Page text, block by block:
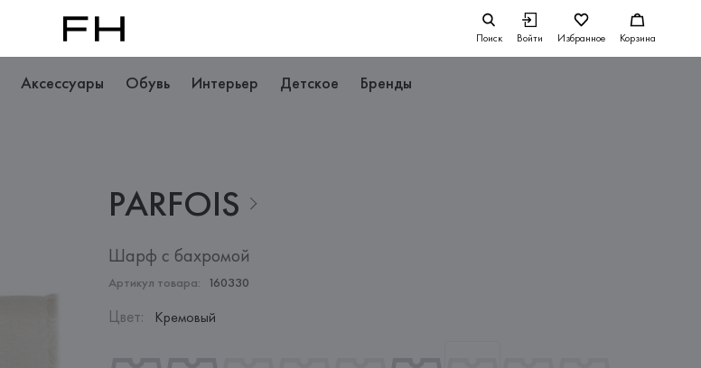
Поиск Войти Избранное Корзина
Аксессуары Обувь Интерьер Детское Бренды
PARFOIS
Шарф с бахромой
Артикул товара: 160330
Цвет: Кремовый